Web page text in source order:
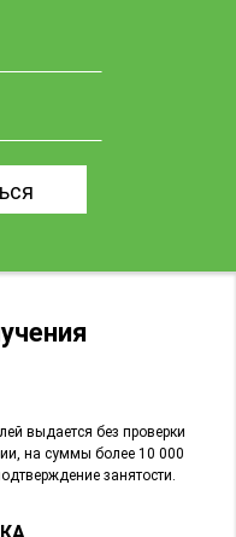
выдается без проверки
на суммы более 10 000
занятости.